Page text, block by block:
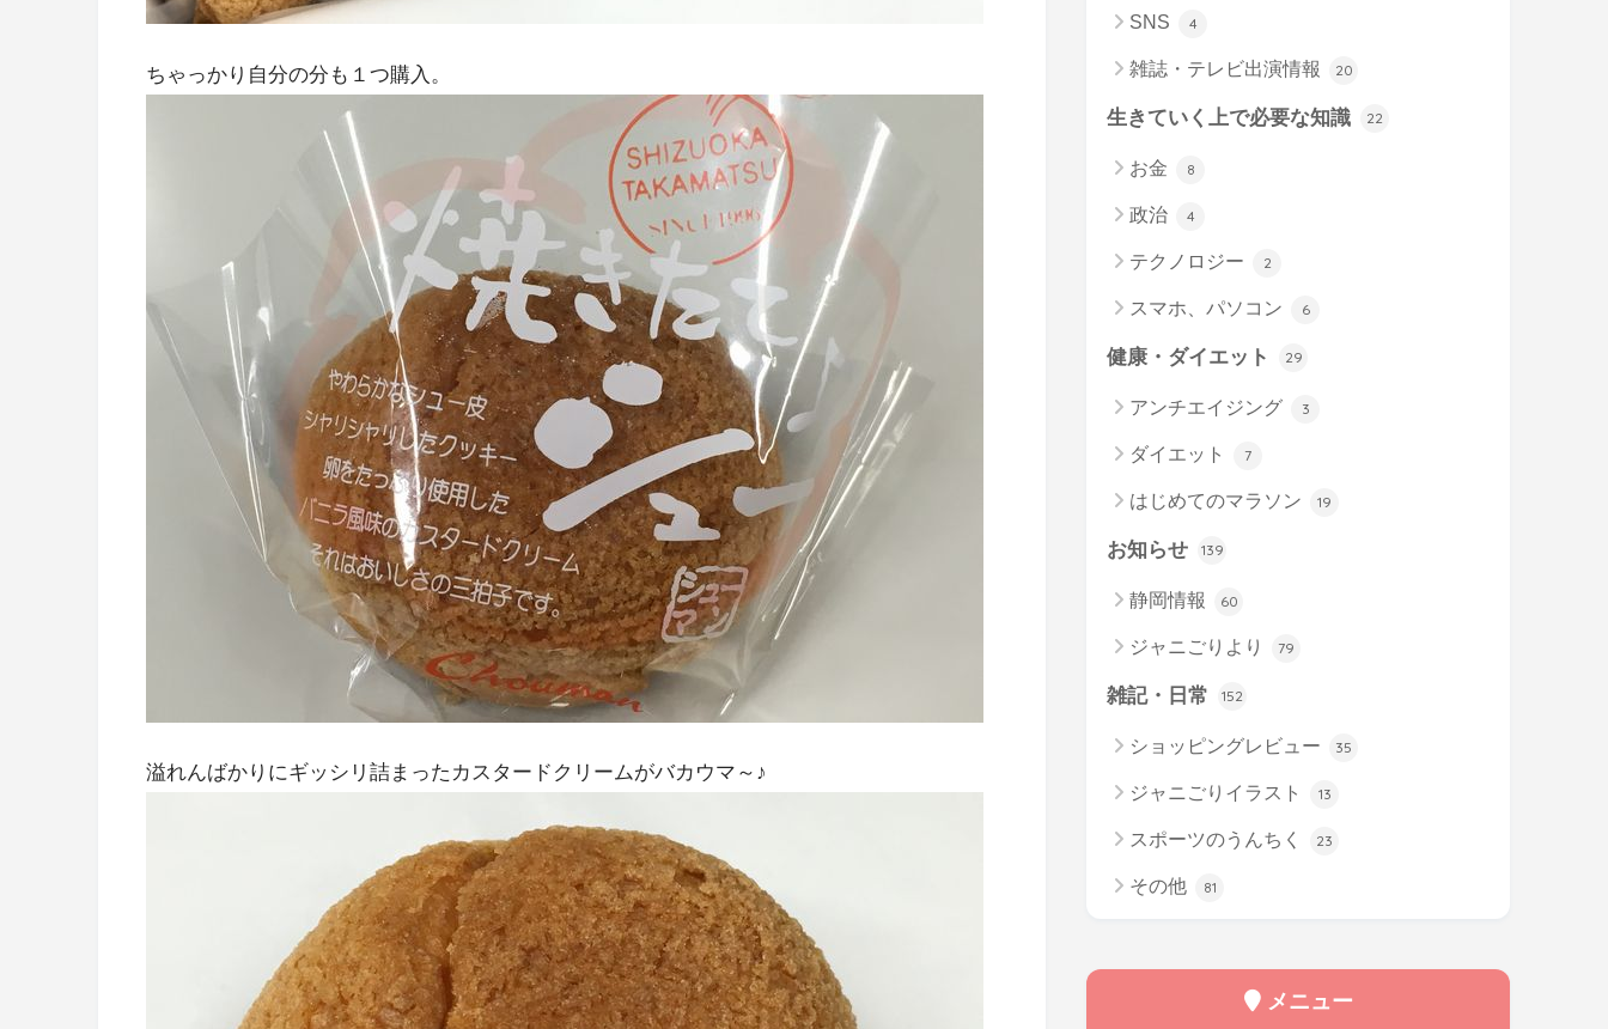
ちゃっかり自分の分も１つ購入。
溢れんばかりにギッシリ詰まったカスタードクリームがバカウマ～♪
SNS 4
雑誌・テレビ出演情報 20
生きていく上で必要な知識 22
お金 8
政治 4
テクノロジー 2
スマホ、パソコン 6
健康・ダイエット 29
アンチエイジング 3
ダイエット 7
はじめてのマラソン 19
お知らせ 139
静岡情報 60
ジャニごりより 79
雑記・日常 152
ショッピングレビュー 35
ジャニごりイラスト 13
スポーツのうんちく 23
その他 81
メニュー